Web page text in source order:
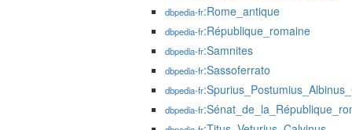
dbpedia-fr:Rome_antique
dbpedia-fr:République_romaine
dbpedia-fr:Samnites
dbpedia-fr:Sassoferrato
dbpedia-fr
dbpedia-fr